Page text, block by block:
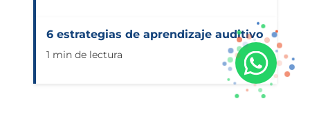
6 estrategias de aprendizaje auditivo
1 min de lectura